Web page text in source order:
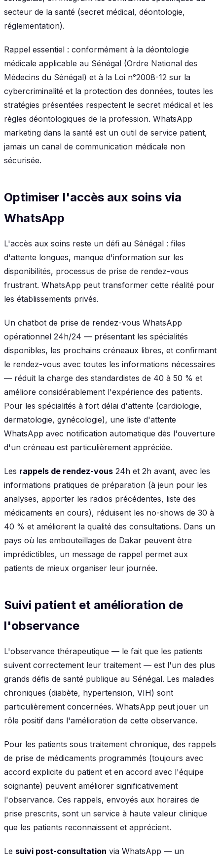
secteur de la santé (secret médical, déontologie,
réglementation).
Rappel essentiel : conformément à la déontologie
médicale applicable au Sénégal (Ordre National des
Médecins du Sénégal) et à la Loi n°2008-12 sur la
cybercriminalité et la protection des données, toutes les
stratégies présentées respectent le secret médical et les
règles déontologiques de la profession. WhatsApp
marketing dans la santé est un outil de service patient,
jamais un canal de communication médicale non
sécurisée.
Optimiser l'accès aux soins via
WhatsApp
L'accès aux soins reste un défi au Sénégal : files
d'attente longues, manque d'information sur les
disponibilités, processus de prise de rendez-vous
frustrant. WhatsApp peut transformer cette réalité pour
les établissements privés.
Un chatbot de prise de rendez-vous WhatsApp
opérationnel 24h/24 — présentant les spécialités
disponibles, les prochains créneaux libres, et confirmant
le rendez-vous avec toutes les informations nécessaires
— réduit la charge des standardistes de 40 à 50 % et
améliore considérablement l'expérience des patients.
Pour les spécialités à fort délai d'attente (cardiologie,
dermatologie, gynécologie), une liste d'attente
WhatsApp avec notification automatique dès l'ouverture
d'un créneau est particulièrement appréciée.
Les rappels de rendez-vous 24h et 2h avant, avec les
informations pratiques de préparation (à jeun pour les
analyses, apporter les radios précédentes, liste des
médicaments en cours), réduisent les no-shows de 30 à
40 % et améliorent la qualité des consultations. Dans un
pays où les embouteillages de Dakar peuvent être
imprédictibles, un message de rappel permet aux
patients de mieux organiser leur journée.
Suivi patient et amélioration de
l'observance
L'observance thérapeutique — le fait que les patients
suivent correctement leur traitement — est l'un des plus
grands défis de santé publique au Sénégal. Les maladies
chroniques (diabète, hypertension, VIH) sont
particulièrement concernées. WhatsApp peut jouer un
rôle positif dans l'amélioration de cette observance.
Pour les patients sous traitement chronique, des rappels
de prise de médicaments programmés (toujours avec
accord explicite du patient et en accord avec l'équipe
soignante) peuvent améliorer significativement
l'observance. Ces rappels, envoyés aux horaires de
prise prescrits, sont un service à haute valeur clinique
que les patients reconnaissent et apprécient.
Le suivi post-consultation via WhatsApp — un